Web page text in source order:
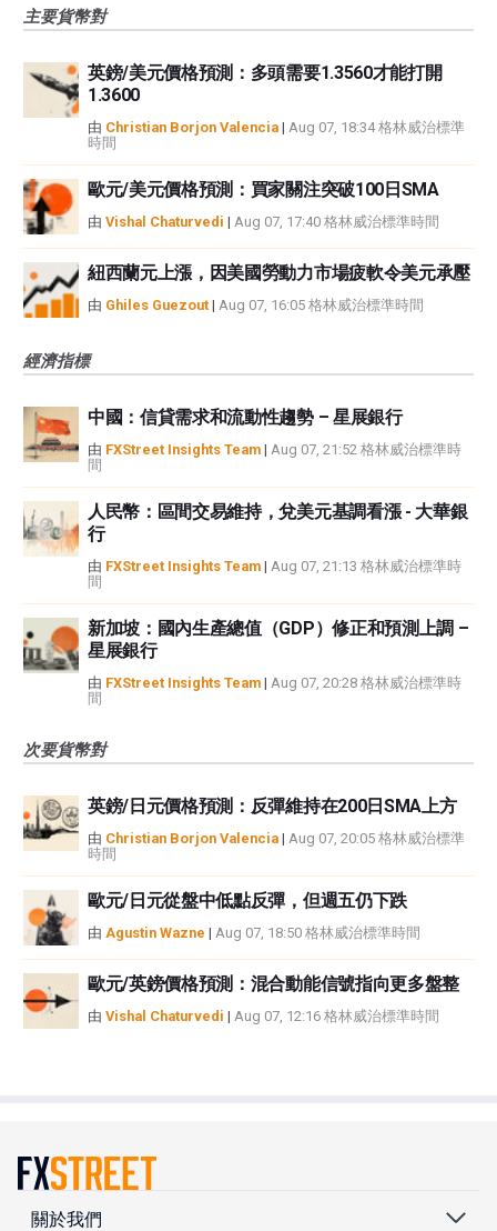
主要貨幣對
英鎊/美元價格預測：多頭需要1.3560才能打開
1.3600
由 Christian Borjon Valencia | Aug 07, 18:34 格林威治標準
時間
歐元/美元價格預測：買家關注突破100日SMA
由 Vishal Chaturvedi | Aug 07, 17:40 格林威治標準時間
紐西蘭元上漲，因美國勞動力市場疲軟令美元承壓
由 Ghiles Guezout | Aug 07, 16:05 格林威治標準時間
經濟指標
中國：信貸需求和流動性趨勢 – 星展銀行
由 FXStreet Insights Team | Aug 07, 21:52 格林威治標準時
間
人民幣：區間交易維持，兌美元基調看漲 - 大華銀
行
由 FXStreet Insights Team | Aug 07, 21:13 格林威治標準時
間
新加坡：國內生產總值（GDP）修正和預測上調 –
星展銀行
由 FXStreet Insights Team | Aug 07, 20:28 格林威治標準時
間
次要貨幣對
英鎊/日元價格預測：反彈維持在200日SMA上方
由 Christian Borjon Valencia | Aug 07, 20:05 格林威治標準
時間
歐元/日元從盤中低點反彈，但週五仍下跌
由 Agustin Wazne | Aug 07, 18:50 格林威治標準時間
歐元/英鎊價格預測：混合動能信號指向更多盤整
由 Vishal Chaturvedi | Aug 07, 12:16 格林威治標準時間
關於我們